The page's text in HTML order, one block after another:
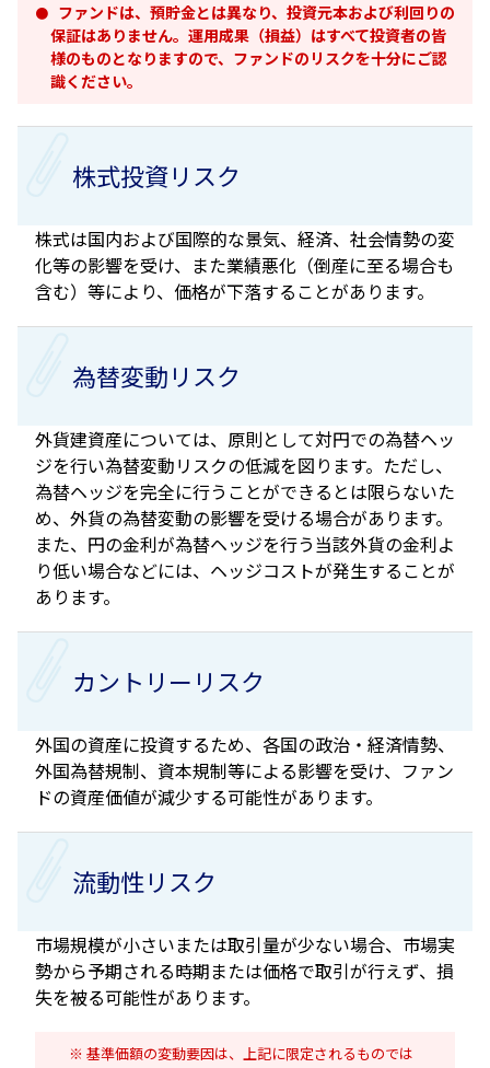
ファンドは、預貯金とは異なり、投資元本および利回りの
保証はありません。運用成果（損益）はすべて投資者の皆
様のものとなりますので、ファンドのリスクを十分にご認
識ください。
株式投資リスク
株式は国内および国際的な景気、経済、社会情勢の変
化等の影響を受け、また業績悪化（倒産に至る場合も
含む）等により、価格が下落することがあります。
為替変動リスク
外貨建資産については、原則として対円での為替ヘッ
ジを行い為替変動リスクの低減を図ります。ただし、
為替ヘッジを完全に行うことができるとは限らないた
め、外貨の為替変動の影響を受ける場合があります。
また、円の金利が為替ヘッジを行う当該外貨の金利よ
り低い場合などには、ヘッジコストが発生することが
あります。
カントリーリスク
外国の資産に投資するため、各国の政治・経済情勢、
外国為替規制、資本規制等による影響を受け、ファン
ドの資産価値が減少する可能性があります。
流動性リスク
市場規模が小さいまたは取引量が少ない場合、市場実
勢から予期される時期または価格で取引が行えず、損
失を被る可能性があります。
基準価額の変動要因は、上記に限定されるものでは